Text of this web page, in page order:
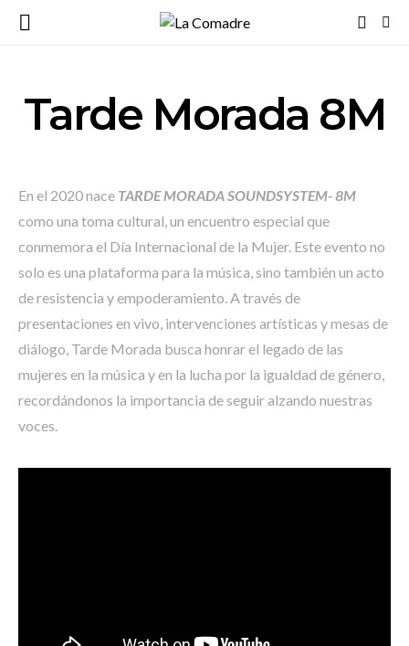
Tarde Morada 8M
En el 2020 nace TARDE MORADA SOUNDSYSTEM- 8M
como una toma cultural, un encuentro especial que
conmemora el Día Internacional de la Mujer. Este evento no
solo es una plataforma para la música, sino también un acto
de resistencia y empoderamiento. A través de
presentaciones en vivo, intervenciones artísticas y mesas de
diálogo, Tarde Morada busca honrar el legado de las
mujeres en la música y en la lucha por la igualdad de género,
recordándonos la importancia de seguir alzando nuestras
voces.